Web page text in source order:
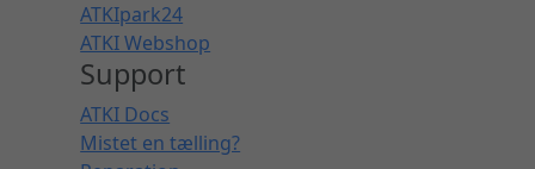
ATKIpark24
ATKI Webshop
Support
ATKI Docs
Mistet en tælling?